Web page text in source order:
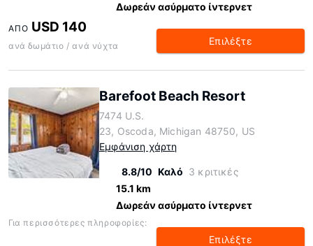
Δωρεάν ασύρματο ίντερνετ
ΑΠΌ USD 140
ανά δωμάτιο / ανά νύχτα Επιλέξτε
Barefoot Beach Resort
7474 U.S.
23, Oscoda, Michigan 48750, US
Εμφάνιση χάρτη
8.8/10 Καλό 3 κριτικές
15.1 km
Δωρεάν ασύρματο ίντερνετ
Για περισσότερες πληροφορίες:
Επιλέξτε